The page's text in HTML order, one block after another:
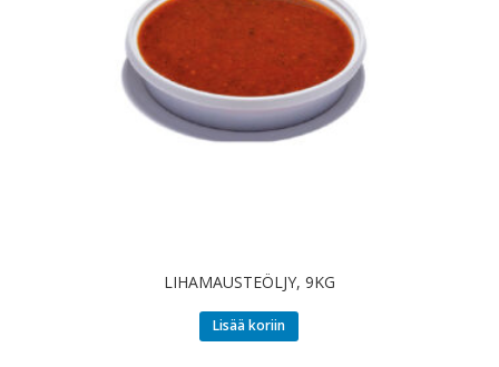
LIHAMAUSTEÖLJY, 9KG
Lisää koriin